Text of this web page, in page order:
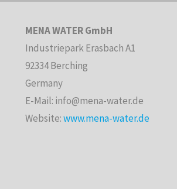
MENA WATER GmbH
Industriepark Erasbach A1
92334 Berching
Germany
E-Mail: info@mena-water.de
Website:www.mena-water.de